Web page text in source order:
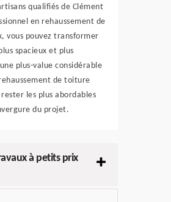
qualifiés de Clément
en rehaussement de
vous pouvez transformer
spacieux et plus
plus-value considérable
de toiture
les plus abordables
du projet.
à petits prix